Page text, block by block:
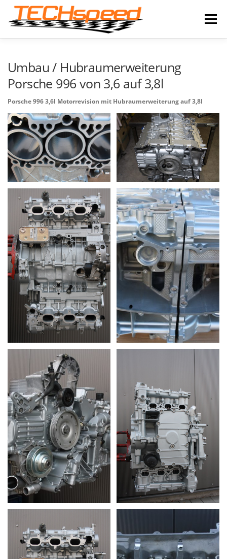
springen
Menü
Umbau / Hubraumerweiterung
Porsche 996 von 3,6 auf 3,8l
Porsche 996 3,6l Motorrevision mit Hubraumerweiterung auf 3,8l